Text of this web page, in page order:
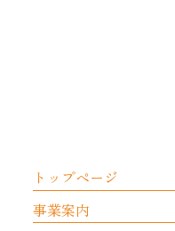
トップページ
事業案内